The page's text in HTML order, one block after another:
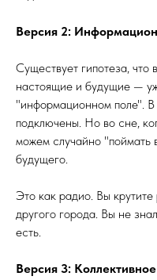
Версия 2:
Существует гипотеза,
настоящие и будущие —
"информационном поле".
подключены. Но во сне,
можем случайно "поймать
будущего.
Это как радио. Вы крутите
другого города. Вы не
есть.
Версия 3: